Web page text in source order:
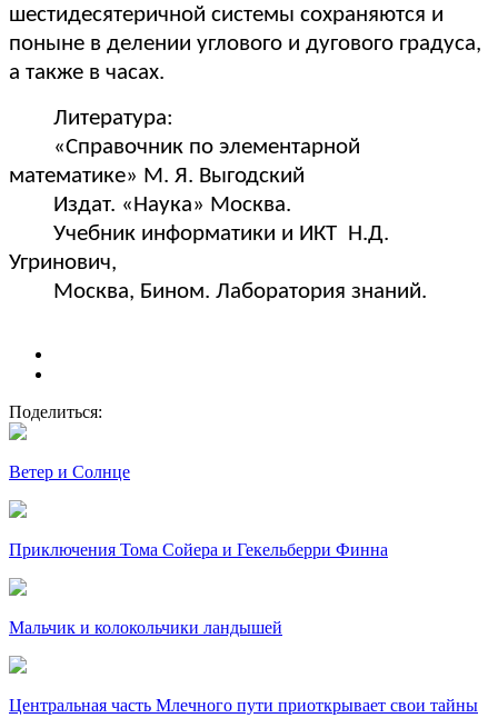
шестидесятеричной системы сохраняются и
поныне в делении углового и дугового градуса,
а также в часах.
Литература:
«Справочник по элементарной
математике» М. Я. Выгодский
Издат. «Наука» Москва.
Учебник информатики и ИКТ Н.Д.
Угринович,
Москва, Бином. Лаборатория знаний.
Поделиться:
Ветер и Солнце
Приключения Тома Сойера и Гекельберри Финна
Мальчик и колокольчики ландышей
Центральная часть Млечного пути приоткрывает свои тайны